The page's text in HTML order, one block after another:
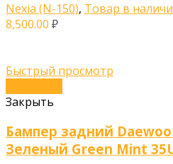
Nexia (N-150), Товар в
8,500.00 ₽
Быстрый просмотр
Закрыть
Бампер задний
Зеленый Green Mint